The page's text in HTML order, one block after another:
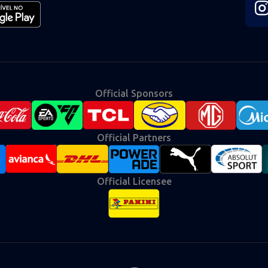
us
on
Official Sponsors
Official Partners
Official Licensee